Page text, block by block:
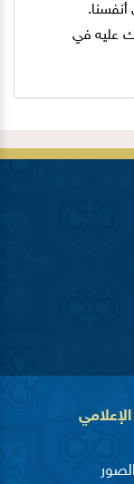
عليه في
الإعلامي